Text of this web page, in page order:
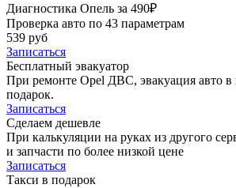
Диагностика Опель за 490₽
Проверка авто по 43 параметрам
539 руб
Записаться
Бесплатный эвакуатор
При ремонте Opel ДВС, эвакуация авто
подарок.
Записаться
Сделаем дешевле
При калькуляции на руках из другого
и запчасти по более низкой цене
Записаться
Такси в подарок